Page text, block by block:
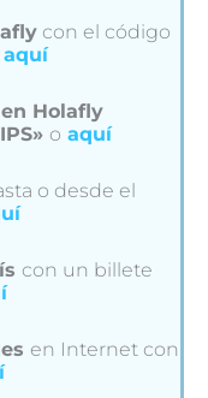
con el código
aquí
Holafly
o aquí
o desde el
con un billete
en Internet con